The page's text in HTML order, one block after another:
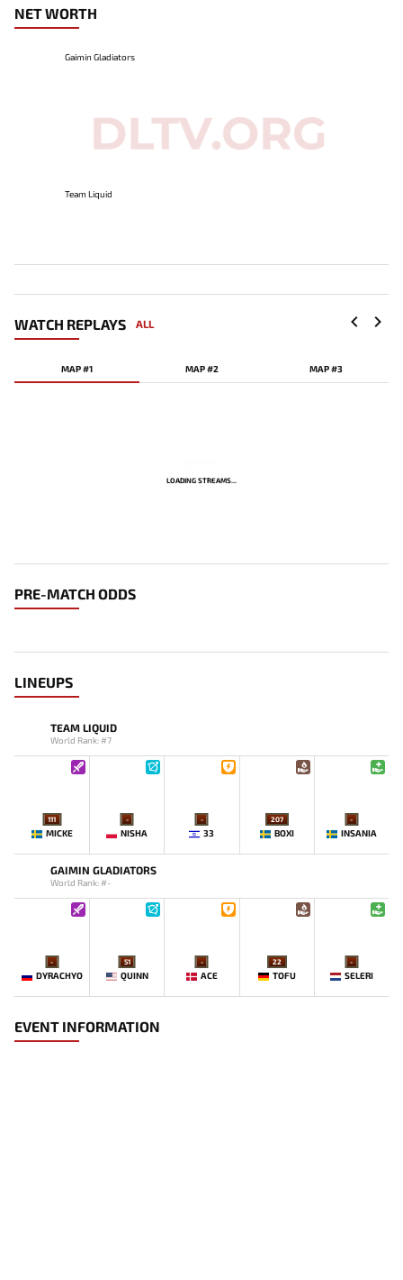
NET WORTH
Gaimin Gladiators
Team Liquid
WATCH REPLAYS ALL
MAP #1 MAP #2 MAP #3
LOADING STREAMS...
PRE-MATCH ODDS
LINEUPS
TEAM LIQUID
World Rank: #7
111
MICKE
-
NISHA
-
33
207
BOXI
-
INSANIA
GAIMIN GLADIATORS
World Rank: #-
-
DYRACHYO
51
QUINN
-
ACE
22
TOFU
-
SELERI
EVENT INFORMATION